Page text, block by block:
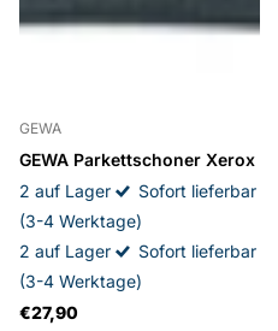
GEWA
GEWA Parkettschoner Xerox
2 auf Lager
Sofort lieferbar
(3-4 Werktage)
2 auf Lager
Sofort lieferbar
(3-4 Werktage)
€27,90